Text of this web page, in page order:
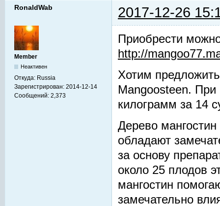
RonaldWab 2017-12-26
Member
Неактивен
Откуда: Russia
Зарегистрирован: 2014-12-14
Сообщений: 2,373
Приобрести
http://
Хотим
Mangoosteen.
килограмм за 14
Дерево
обладают
за основу
около 25 плодов
мангостин
замечательно